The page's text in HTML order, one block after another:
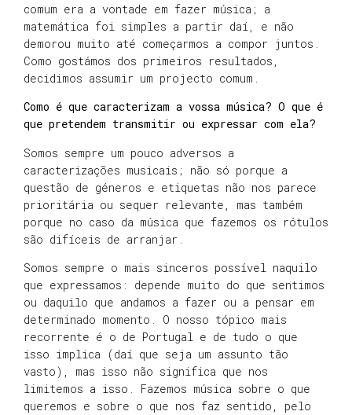
comum era a vontade em fazer música; a
matemática foi simples a partir daí, e não
demorou muito até começarmos a compor juntos.
Como gostámos dos primeiros resultados,
decidimos assumir um projecto comum.
Como é que caracterizam a vossa música? O que é
que pretendem transmitir ou expressar com ela?
Somos sempre um pouco adversos a
caracterizações musicais; não só porque a
questão de géneros e etiquetas não nos parece
prioritária ou sequer relevante, mas também
porque no caso da música que fazemos os rótulos
são difíceis de arranjar.
Somos sempre o mais sinceros possível naquilo
que expressamos: depende muito do que sentimos
ou daquilo que andamos a fazer ou a pensar em
determinado momento. O nosso tópico mais
recorrente é o de Portugal e de tudo o que
isso implica (daí que seja um assunto tão
vasto), mas isso não significa que nos
limitemos a isso. Fazemos música sobre o que
queremos e sobre o que nos faz sentido, pelo